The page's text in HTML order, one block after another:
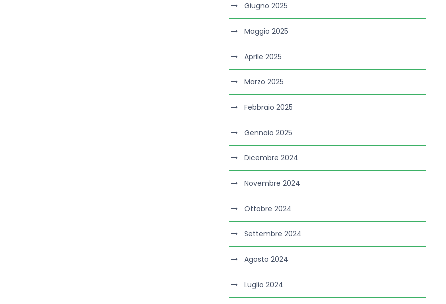
Giugno 2025
Maggio 2025
Aprile 2025
Marzo 2025
Febbraio 2025
Gennaio 2025
Dicembre 2024
Novembre 2024
Ottobre 2024
Settembre 2024
Agosto 2024
Luglio 2024